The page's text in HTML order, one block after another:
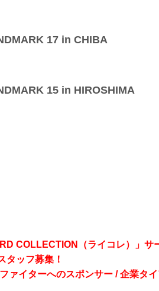
17 in CHIBA
15 in HIROSHIMA
COLLECTION（ライコレ）」サ
ッフ募集！
イターへのスポンサー / 企業タイ